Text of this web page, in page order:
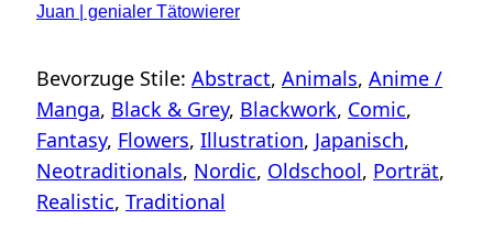
Juan | genialer Tätowierer
Bevorzuge Stile: Abstract, Animals, Anime /
Manga, Black & Grey, Blackwork, Comic
Fantasy, Flowers, Illustration, Japanisch
Neotraditionals, Nordic, Oldschool, Porträt
Realistic, Traditional